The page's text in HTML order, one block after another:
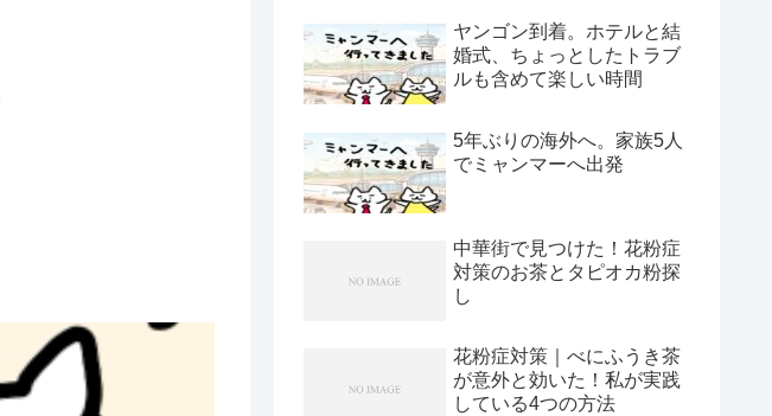
ヤンゴン到着。ホテルと結
婚式、ちょっとしたトラブ
ルも含めて楽しい時間
5年ぶりの海外へ。家族5人
でミャンマーへ出発
中華街で見つけた！花粉症
対策のお茶とタピオカ粉探
し
花粉症対策｜べにふうき茶
が意外と効いた！私が実践
している4つの方法